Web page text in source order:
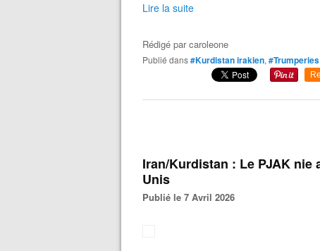
Lire la suite
Rédigé parcaroleone
Publié dans#Kurdistan irakien, #Trumperies
Iran/Kurdistan : Le PJAK nie
Unis
Publié le 7 Avril 2026